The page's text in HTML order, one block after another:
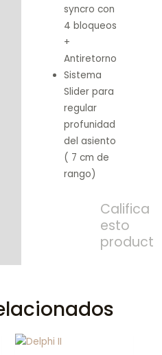
syncro con
4 bloqueos
+
Antiretorno
Sistema
Slider para
regular
profunidad
del asiento
( 7 cm de
rango)
Califica
esto
product